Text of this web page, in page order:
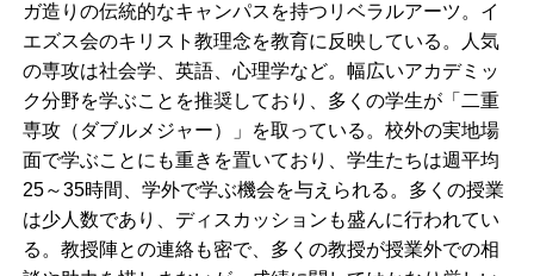
ガ造りの伝統的なキャンパスを持つリベラルアーツ。イ
エズス会のキリスト教理念を教育に反映している。人気
の専攻は社会学、英語、心理学など。幅広いアカデミッ
ク分野を学ぶことを推奨しており、多くの学生が「二重
専攻（ダブルメジャー）」を取っている。校外の実地場
面で学ぶことにも重きを置いており、学生たちは週平均
25～35時間、学外で学ぶ機会を与えられる。多くの授業
は少人数であり、ディスカッションも盛んに行われてい
る。教授陣との連絡も密で、多くの教授が授業外での相